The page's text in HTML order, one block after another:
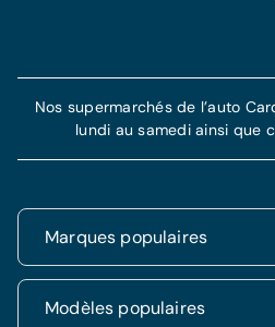
Marques populaires
Renault
Modèles populaires
Nos supermarchés de l’auto
lundi au samedi ainsi que